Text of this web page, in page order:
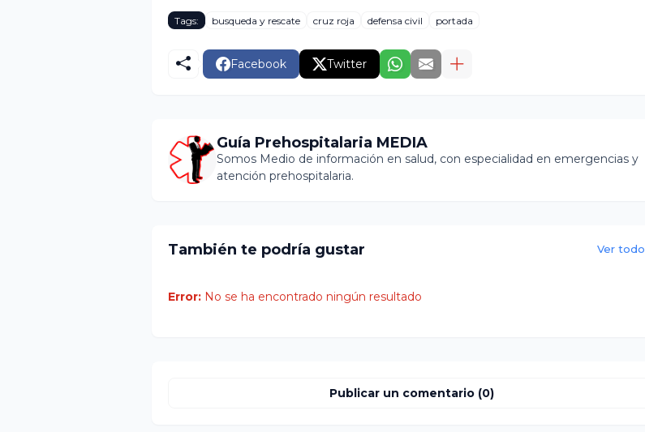
Tags: busqueda y rescate cruz roja defensa civil portada
Facebook Twitter
Guía Prehospitalaria MEDIA
Somos Medio de información en salud, con especialidad en emergencias y
atención prehospitalaria.
También te podría gustar Ver todo
Error: No se ha encontrado ningún resultado
Publicar un comentario (0)